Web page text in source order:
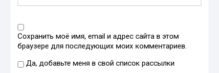
Сохранить моё имя, email и адрес сайта в этом
браузере для последующих моих комментариев.
Да, добавьте меня в свой список рассылки